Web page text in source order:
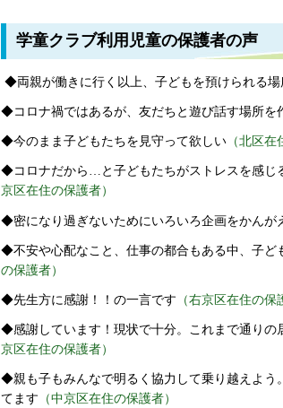
学童クラブ利用児童の保護者の声
◆両親が働きに行く以上、子どもを預けられる
◆コロナ禍ではあるが、友だちと遊び話す場所を
◆今のまま子どもたちを見守って欲しい （北区在
◆コロナだから…と子どもたちがストレスを感じ
京区在住の保護者）
◆密になり過ぎないためにいろいろ企画をかんが
◆不安や心配なこと、仕事の都合もある中、子ど
の保護者）
◆先生方に感謝！！の一言です （右京区在住の保
◆感謝しています！現状で十分。これまで通りの
京区在住の保護者）
◆親も子もみんなで明るく協力して乗り越えよう
てます （中京区在住の保護者）